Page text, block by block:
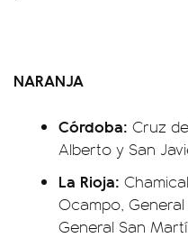
NARANJA
Córdoba: Cruz
Alberto y San
La Rioja:
Ocampo,
General San